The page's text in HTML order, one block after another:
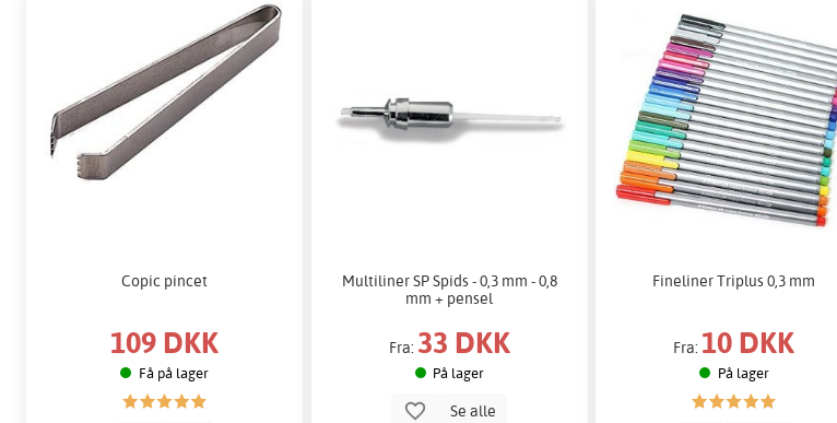
Copic pincet
109 DKK
Få på lager
Multiliner SP Spids - 0,3 mm - 0,8
mm + pensel
Fra: 33 DKK
På lager
Se alle
Fineliner Triplus 0,3 mm
Fra: 10 DKK
På lager